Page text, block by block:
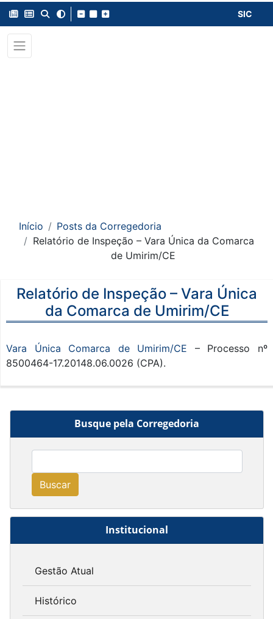
SIC
Início
Posts da Corregedoria
Relatório de Inspeção – Vara Única da Comarca
de Umirim/CE
Busque pela Corregedoria
Buscar
Institucional
Gestão Atual
Histórico
Relatório de Inspeção – Vara Única
da Comarca de Umirim/CE
Vara Única Comarca de Umirim/CE – Processo nº
8500464-17.20148.06.0026 (CPA).